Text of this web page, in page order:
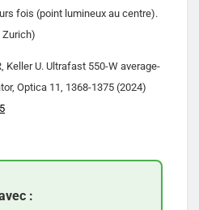
fois (point lumineux au centre).
Zurich)
Keller U. Ultrafast 550-W average-
Optica 11, 1368-1375 (2024)
: